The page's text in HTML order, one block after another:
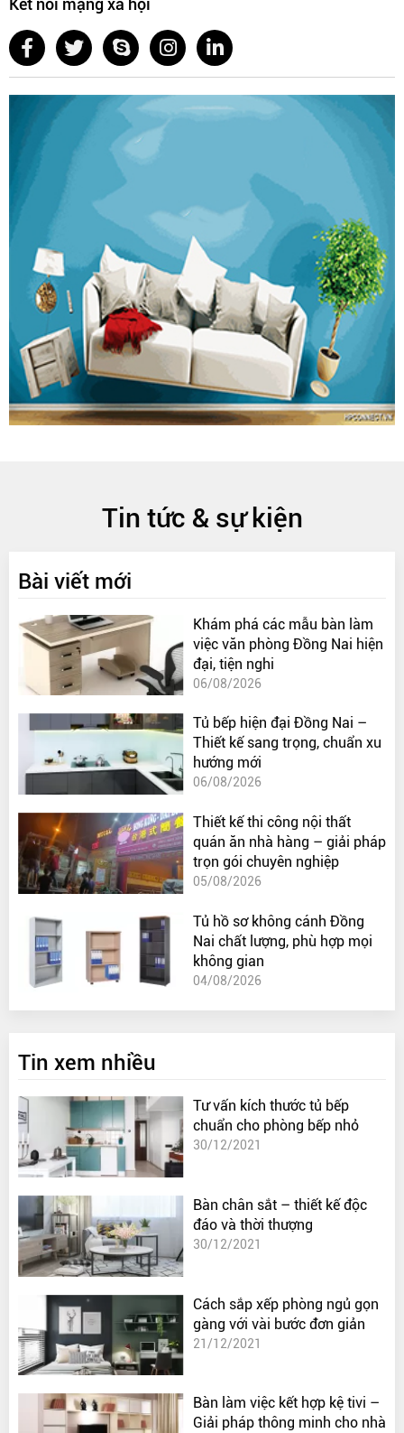
Kết nối mạng xã hội
Tin tức & sự kiện
Bài viết mới
Khám phá các mẫu bàn làm
việc văn phòng Đồng Nai hiện
đại, tiện nghi
06/08/2026
Tủ bếp hiện đại Đồng Nai –
Thiết kế sang trọng, chuẩn xu
hướng mới
06/08/2026
Thiết kế thi công nội thất
quán ăn nhà hàng – giải pháp
trọn gói chuyên nghiệp
05/08/2026
Tủ hồ sơ không cánh Đồng
Nai chất lượng, phù hợp mọi
không gian
04/08/2026
Tin xem nhiều
Tư vấn kích thước tủ bếp
chuẩn cho phòng bếp nhỏ
30/12/2021
Bàn chân sắt – thiết kế độc
đáo và thời thượng
30/12/2021
Cách sắp xếp phòng ngủ gọn
gàng với vài bước đơn giản
21/12/2021
Bàn làm việc kết hợp kệ tivi –
Giải pháp thông minh cho nhà